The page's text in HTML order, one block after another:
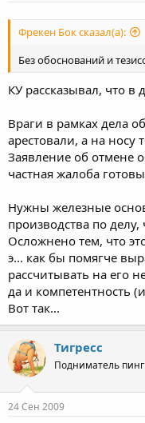
Фрекен Бок сказал(а):
Без обоснований и
КУ рассказывал, что в
Враги в рамках дела
арестовали, а на носу
Заявление об отмене
частная жалоба
Нужны железные
производства по
Осложнено тем, что
э... как бы помягче
рассчитывать на его
да и компетентность
Вот так...
Тигресс
Подниматель
24 Сен 2009